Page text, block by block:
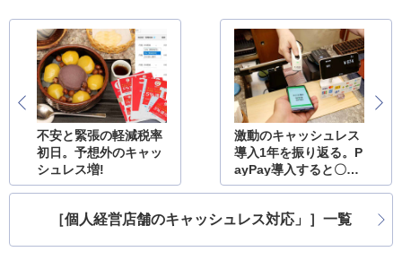
不安と緊張の軽減税率
初日。予想外のキャッ
シュレス増!
激動のキャッシュレス
導入1年を振り返る。P
ayPay導入すると〇〇
が減る
［個人経営店舗のキャッシュレス対応」］一覧